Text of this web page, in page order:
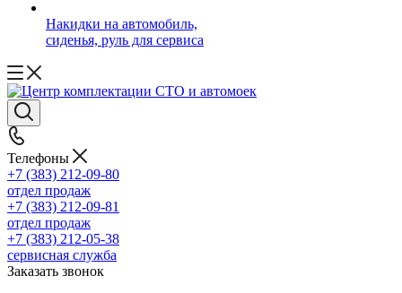
Накидки на автомобиль,
сиденья, руль для сервиса
Телефоны
+7 (383) 212-09-80
отдел продаж
+7 (383) 212-09-81
отдел продаж
+7 (383) 212-05-38
сервисная служба
Заказать звонок